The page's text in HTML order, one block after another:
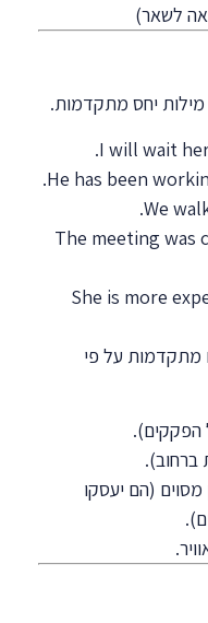
לשאר)
יחס מתקדמות.
I will wait
He has been
We
The meeting was
She is more
מתקדמות על פי
הפקקים).
(הם יעסקו